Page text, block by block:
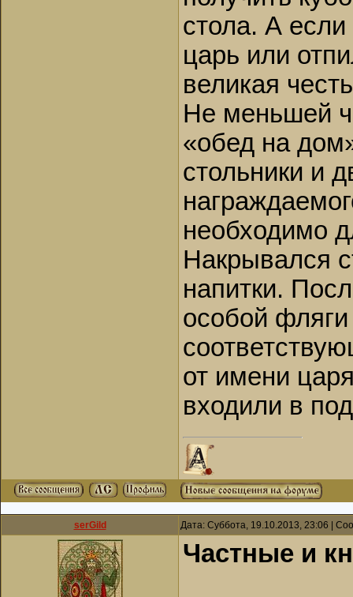
стола. А
царь или
великая
Не меньшей
«обед на
стольники и
необходимо
Накрывался
напитки.
особой
от имени
входили в
serGild Дата: Суббота, 19.10.2013, 23:06 |
Частные и